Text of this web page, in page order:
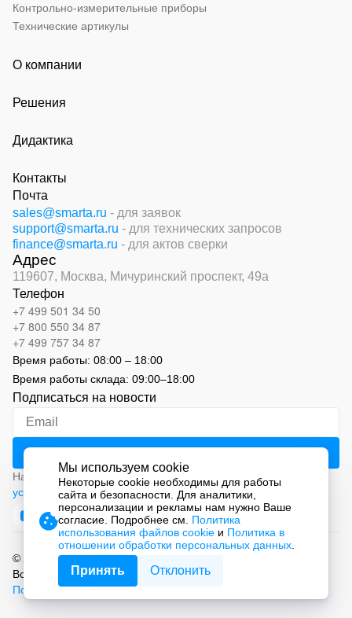
Контрольно-измерительные приборы
Технические артикулы
О компании
Решения
Дидактика
Контакты
Почта
sales@smarta.ru - для заявок
support@smarta.ru - для технических запросов
finance@smarta.ru - для актов сверки
Адрес
119607, Москва, Мичуринский проспект, 49а
Телефон
+7 499 501 34 50
+7 800 550 34 87
+7 499 757 34 87
Время работы: 08:00 – 18:00
Время работы склада: 09:00–18:00
Подписаться на новости
Нажимая на кнопку «Подписаться», вы соглашаетесь с
условиями обработки персональных данных
© 2026 ООО «СМАРТ Автоматизация»
Все права защищены.
Политика обработки персональных данных
Мы используем cookie
Некоторые cookie необходимы для работы
сайта и безопасности. Для аналитики,
персонализации и рекламы нам нужно Ваше
согласие. Подробнее см. Политика
использования файлов cookie и Политика в
отношении обработки персональных данных
Принять Отклонить